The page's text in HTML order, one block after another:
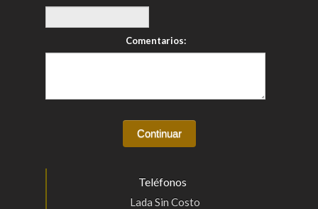
Comentarios:
Teléfonos
Lada Sin Costo